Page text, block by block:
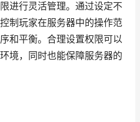
进行灵活管理。通过设定不
制玩家在服务器中的操作范
和平衡。合理设置权限可以
境，同时也能保障服务器的